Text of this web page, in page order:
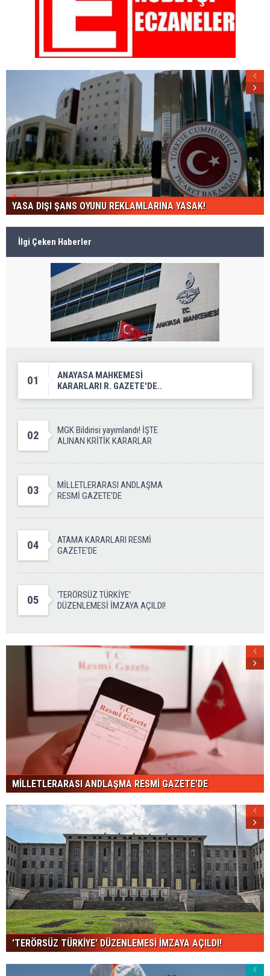
YASA DIŞI ŞANS OYUNU REKLAMLARINA YASAK!
İlgi Çeken Haberler
01
ANAYASA MAHKEMESİ
KARARLARI R. GAZETE'DE..
02
MGK Bildirisi yayımlandı! İŞTE
ALINAN KRİTİK KARARLAR
03
MİLLETLERARASI ANDLAŞMA
RESMİ GAZETE'DE
04
ATAMA KARARLARI RESMİ
GAZETE'DE
05
'TERÖRSÜZ TÜRKİYE'
DÜZENLEMESİ İMZAYA AÇILDI!
MİLLETLERARASI ANDLAŞMA RESMİ GAZETE'DE
'TERÖRSÜZ TÜRKİYE' DÜZENLEMESİ İMZAYA AÇILDI!